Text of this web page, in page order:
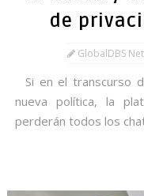
de
GlobalDBS
Si en el transcurso
nueva política, la
perderán todos los